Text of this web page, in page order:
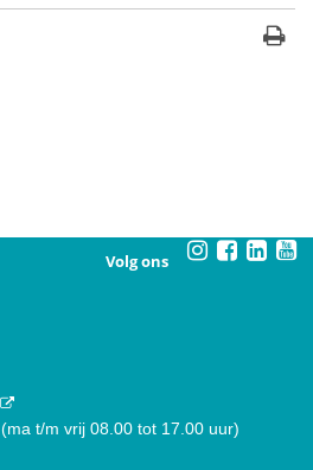
Volg ons
(ma t/m vrij 08.00 tot 17.00 uur)